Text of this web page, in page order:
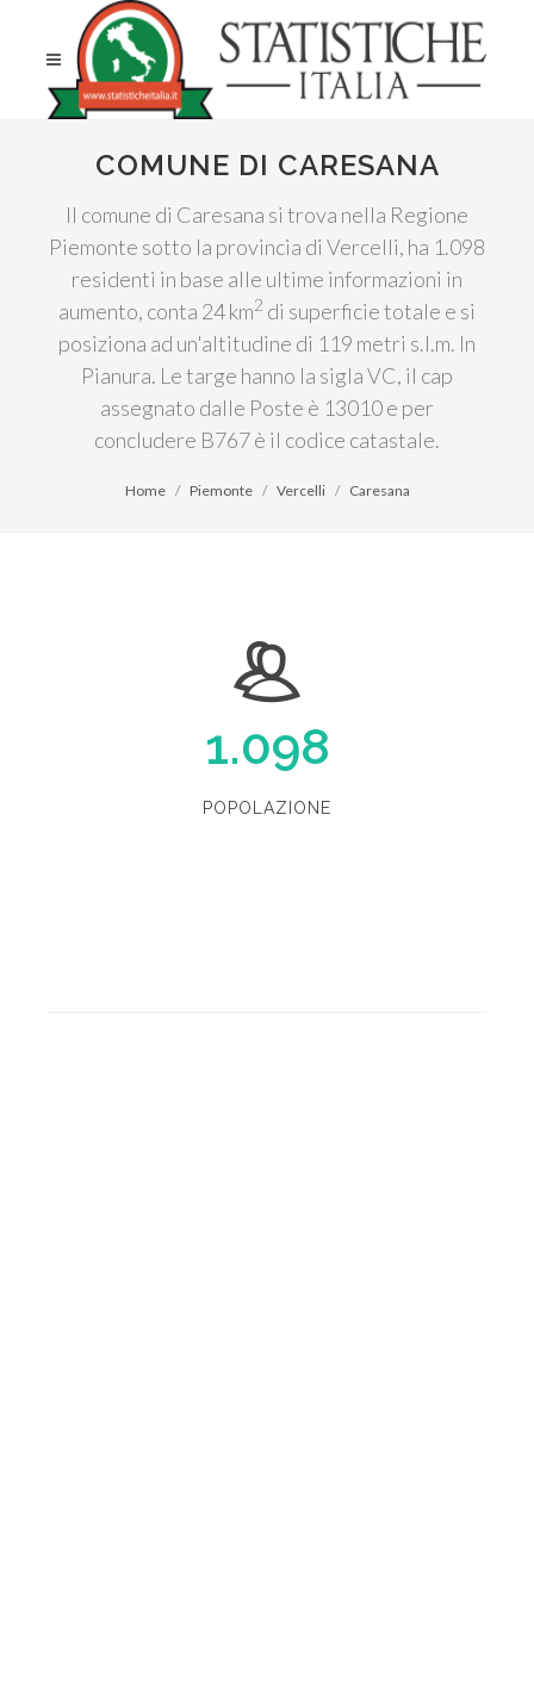
COMUNE DI CARESANA
Il comune di Caresana si trova nella Regione
Piemonte sotto la provincia di Vercelli, ha 1.098
residenti in base alle ultime informazioni in
aumento, conta 24 km2 di superficie totale e si
posiziona ad un'altitudine di 119 metri s.l.m. In
Pianura. Le targe hanno la sigla VC, il cap
assegnato dalle Poste è 13010 e per
concludere B767 è il codice catastale.
Home Piemonte Vercelli Caresana
1.098
POPOLAZIONE